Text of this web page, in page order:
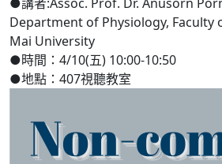
Department of Physiology, Faculty
Mai University
●時間：4/10(五) 10:00-10:50
●地點：407視聽教室